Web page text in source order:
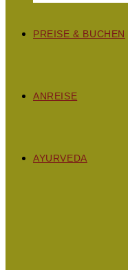
PREISE & BUCHEN
ANREISE
AYURVEDA